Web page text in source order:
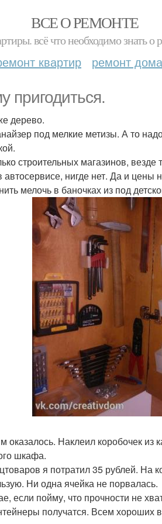
ВСЕ О РЕМОНТЕ
всё что необходимо знать
квартир ремонт дома
пригодиться.
дерево.
под мелкие метизы. А то
строительных магазинов,
нигде нет. Да и
мелочь в баночках из под
Наклеил коробочек из
шкафа.
я потратил 35 рублей. На
Ни одна ячейка не порвалась.
если пойму, что прочности не
получатся. Всем хороших